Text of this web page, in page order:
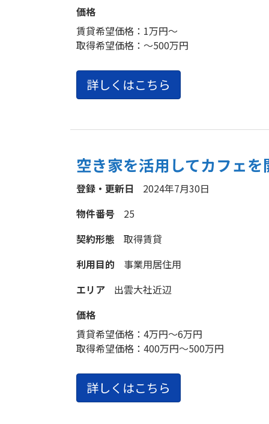
価格
賃貸希望価格： 1万円～
取得希望価格： ～500万円
詳しくはこちら
空き家を活用してカフェを
登録・更新日
2024年7月30日
物件番号
25
契約形態
取得賃貸
利用目的
事業用居住用
エリア
出雲大社近辺
価格
賃貸希望価格： 4万円～6万円
取得希望価格： 400万円～500万円
詳しくはこちら